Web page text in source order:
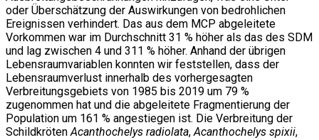
oder Überschätzung der Auswirkungen von bedrohlichen
Ereignissen verhindert. Das aus dem MCP abgeleitete
Vorkommen war im Durchschnitt 31 % höher als das des SDM
und lag zwischen 4 und 311 % höher. Anhand der übrigen
Lebensraumvariablen konnten wir feststellen, dass der
Lebensraumverlust innerhalb des vorhergesagten
Verbreitungsgebiets von 1985 bis 2019 um 79 %
zugenommen hat und die abgeleitete Fragmentierung der
Population um 161 % angestiegen ist. Die Verbreitung der
SchildkrötenAcanthochelys radiolata,Acanthochelys spixii,